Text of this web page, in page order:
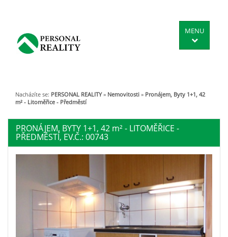
MENU
Nacházíte se: PERSONAL REALITY » Nemovitosti » Pronájem, Byty 1+1, 42
m² - Litoměřice - Předměstí
PRONÁJEM, BYTY 1+1, 42 m²- LITOMĚŘICE -
PŘEDMĚSTÍ, EV.Č.: 00743